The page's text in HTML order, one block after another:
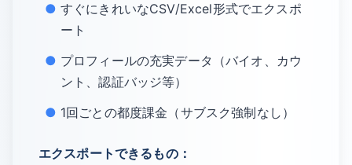
すぐにきれいなCSV/Excel形式でエクスポ
ート
プロフィールの充実データ（バイオ、カウ
ント、認証バッジ等）
1回ごとの都度課金（サブスク強制なし）
エクスポートできるもの：